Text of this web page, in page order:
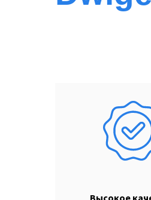
Высокое